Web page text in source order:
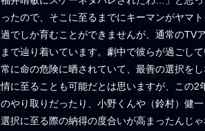
ったので、そこに至るまでにキーマンがヤマ
過でしか育むことができませんが、通常のTV
まで辿り着いています。劇中で彼らが過ごし
常に命の危険に晒されていて、最善の選択を
情に至ることも可能だとは思いますが、この
のやり取りだったり、小野くんや（鈴村）健
選択に至る際の納得の度合いが高まったんじ